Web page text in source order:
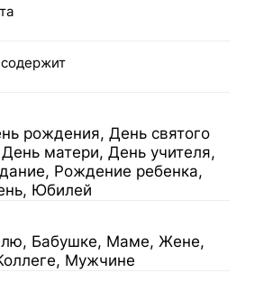
рождения, День святого
матери, День учителя,
Рождение ребенка,
Юбилей
Бабушке, Маме, Жене,
Мужчине